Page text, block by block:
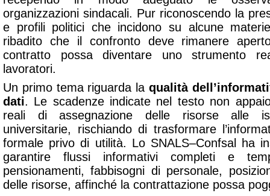
organizzazioni sindacali. Pur riconoscendo la
e profili politici che incidono su alcune
ribadito che il confronto deve rimanere
contratto possa diventare uno strumento
lavoratori.
Un primo tema riguarda la qualità
dati. Le scadenze indicate nel testo non
reali di assegnazione delle risorse alle
universitarie, rischiando di trasformare
formale privo di utilità. Lo SNALS–Confsal ha
garantire flussi informativi completi e
pensionamenti, fabbisogni di personale,
delle risorse, affinché la contrattazione possa